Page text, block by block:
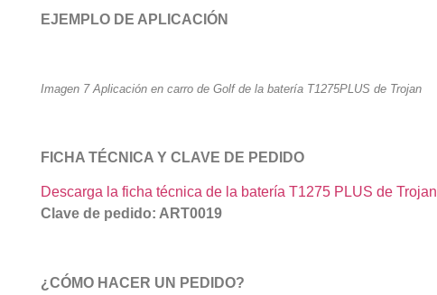
EJEMPLO DE APLICACIÓN
Imagen 7 Aplicación en carro de Golf de la batería T1275PLUS de Trojan
FICHA TÉCNICA Y CLAVE DE PEDIDO
Descarga la ficha técnica de la batería T1275 PLUS de Trojan
Clave de pedido: ART0019
¿CÓMO HACER UN PEDIDO?